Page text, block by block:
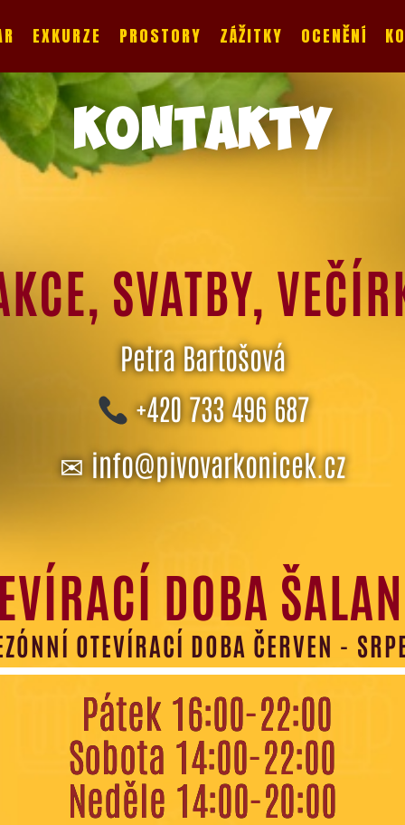
EXKURZE PROSTORY ZÁŽITKY OCENĚNÍ
KONTAKTY
SVATBY,
Petra Bartošová
+420 733 496 687
✉info@pivovarkonicek.cz
DOBA
OTEVÍRACÍ DOBA ČERVEN -
Pátek 16:00-22:00
Sobota 14:00-22:00
Neděle 14:00-20:00